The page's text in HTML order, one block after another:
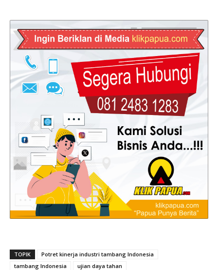
TOPIK
Potret kinerja industri tambang Indonesia
tambang Indonesia
ujian daya tahan